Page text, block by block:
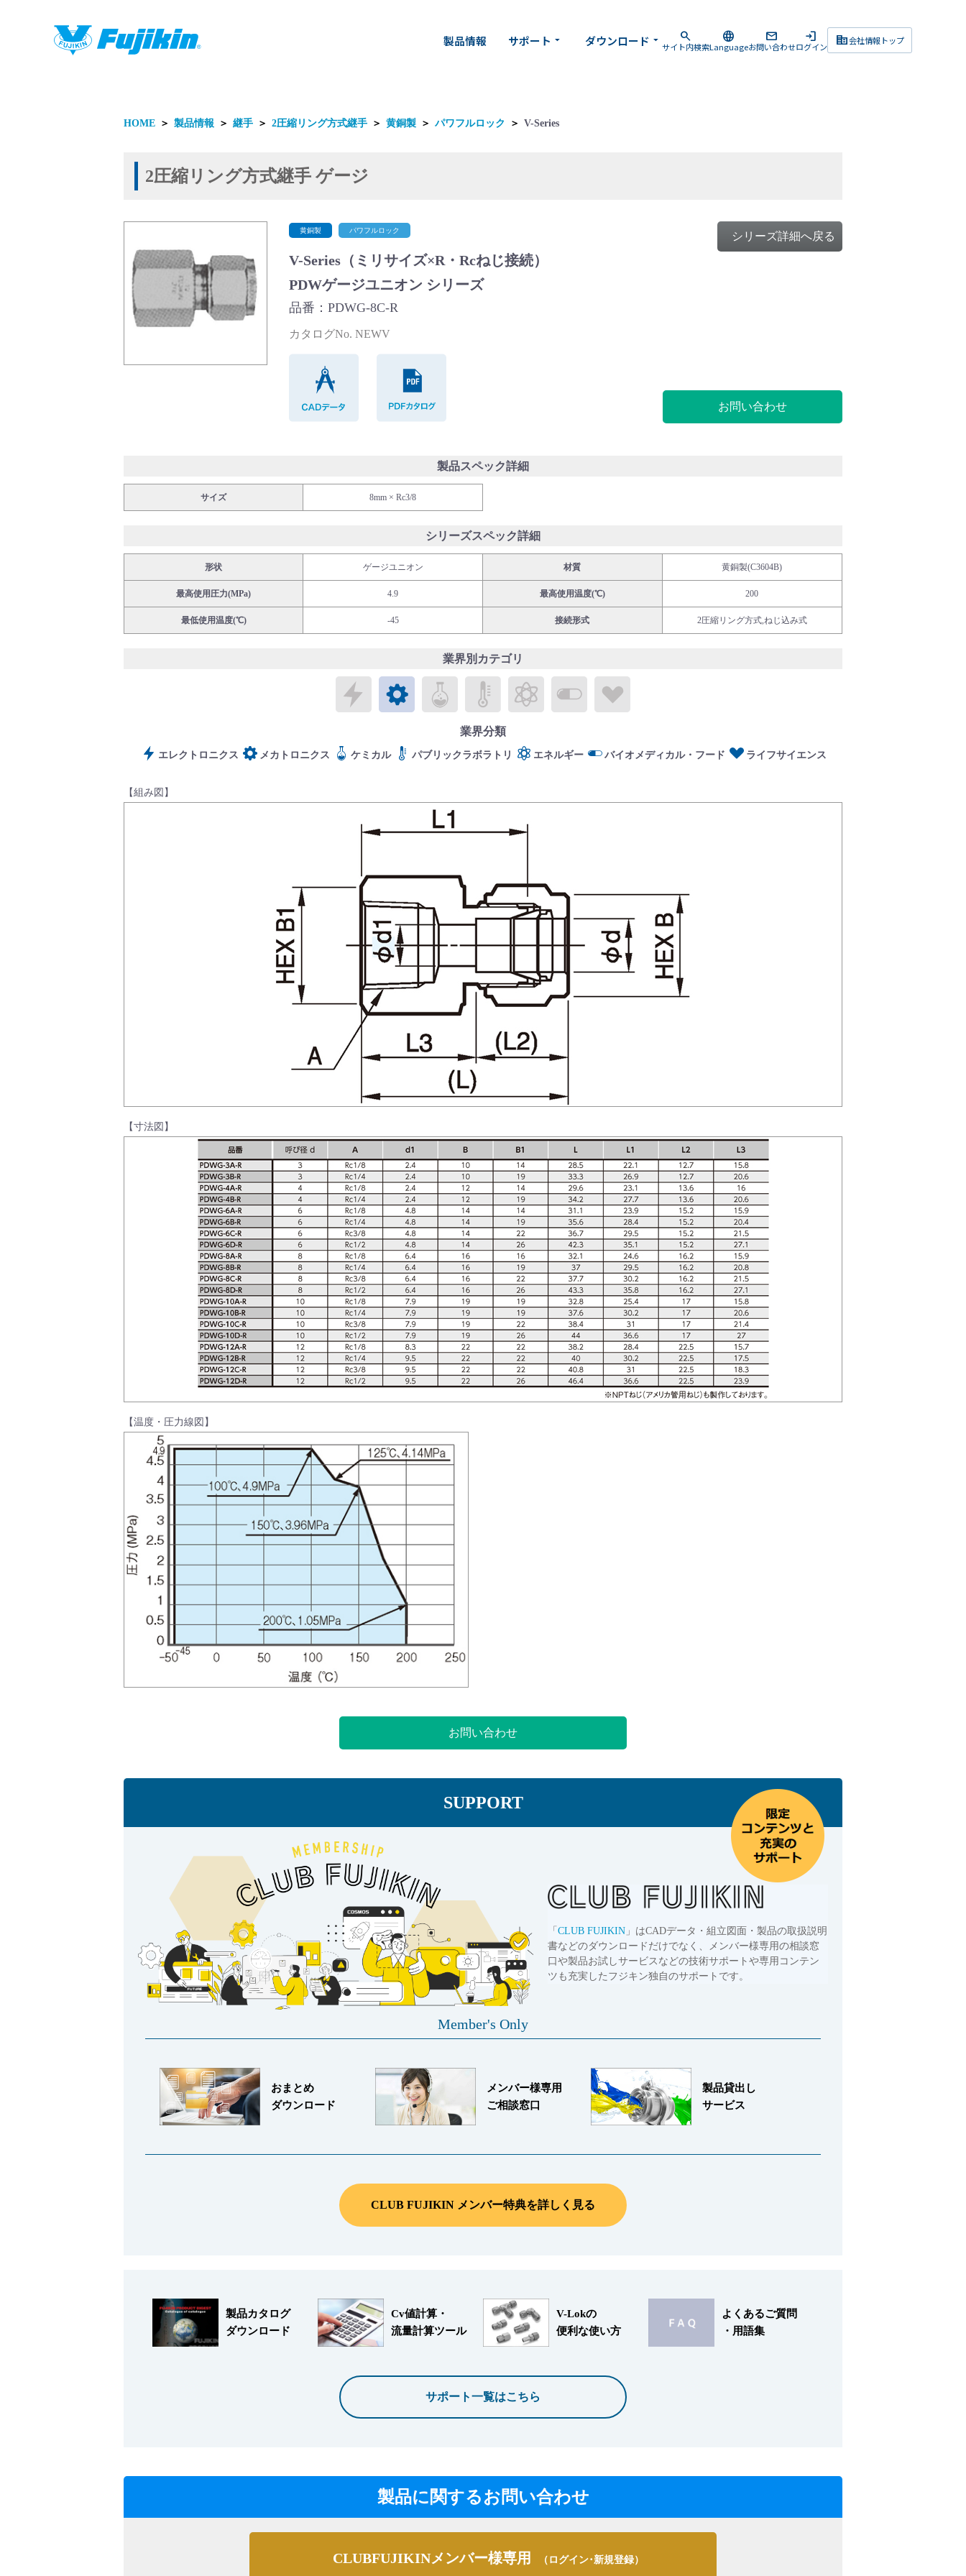
corporate_fare会社情報トップ
search
サイト内検索
language
Language
mail
お問い合わせ
login
ログイン
製品情報 サポート arrow_drop_down ダウンロード arrow_drop_down
製品情報
バルブ・継手・システムを探す
ダウンロード
製品カタログダウンロード
よくあるご質問(FAQ)・用語集
ログイン
会社情報
Corporate Blog
採用情報
製品情報
HOME ＞ 製品情報 ＞ 継手 ＞ 2圧縮リング方式継手 ＞ 黄銅製 ＞ パワフルロック ＞ V-Series
2圧縮リング方式継手 ゲージ
シリーズ詳細へ戻る
黄銅製 パワフルロック
V-Series（ミリサイズ×R・Rcねじ接続）
PDWゲージユニオン シリーズ
品番：PDWG-8C-R
カタログNo. NEWV
お問い合わせ
製品スペック詳細
サイズ 8mm × Rc3/8
シリーズスペック詳細
形状 ゲージユニオン 材質 黄銅製(C3604B)
最高使用圧力(MPa) 4.9 最高使用温度(℃) 200
最低使用温度(℃) -45 接続形式 2圧縮リング方式,ねじ込み式
業界別カテゴリ
エレクトロニクス
メカトロニクス
ケミカル パブリックラボラトリバイオメディカル・フード
業界分類
エレクトロニクス メカトロニクス ケミカル パブリックラボラトリ エネルギー バイオメディカル・フード ライフサイエンス
【組み図】
【寸法図】
【温度・圧力線図】
お問い合わせ
SUPPORT
「 CLUB FUJIKIN 」はCADデータ・組立図面・製品の取扱説明
書などのダウンロードだけでなく、メンバー様専用の相談窓
口や製品お試しサービスなどの技術サポートや専用コンテン
ツも充実したフジキン独自のサポートです。
Member's Only
おまとめ
ダウンロード
メンバー様専用
ご相談窓口
製品貸出し
サービス
CLUB FUJIKIN メンバー特典を詳しく見る
製品カタログ
ダウンロード
Cv値計算・
流量計算ツール
V-Lokの
便利な使い方
よくあるご質問
・用語集
サポート一覧はこちら
製品に関するお問い合わせ
CLUBFUJIKINメンバー様専用 （ログイン･新規登録）